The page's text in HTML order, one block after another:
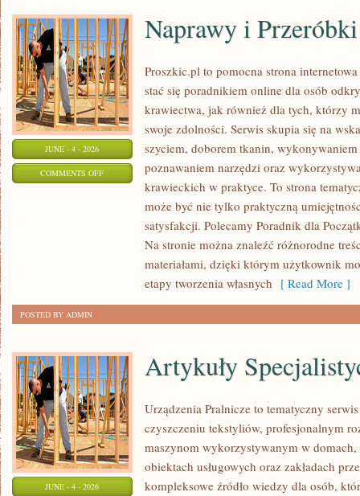
JUNE - 4 - 2026
COMMENTS OFFON
PRZERÓBKI
Naprawy i Przeróbki
Proszkic.pl to pomocna strona
stać się poradnikiem online dla osób
krawiectwa, jak również dla tych, którzy
swoje zdolności. Serwis skupia się na
szyciem, doborem tkanin,
poznawaniem narzędzi oraz
krawieckich w praktyce. To strona
może być nie tylko praktyczną
satysfakcji. Polecamy Poradnik dla
Na stronie można znaleźć różnorodne
materiałami, dzięki którym użytkownik
etapy tworzenia własnych [ Read More ]
POSTED BY ADMIN
JUNE - 4 - 2026
Artykuły
Urządzenia Pralnicze to tematyczny
czyszczeniu tekstyliów, profesjonalnym
maszynom wykorzystywanym w
obiektach usługowych oraz zakładach
kompleksowe źródło wiedzy dla osób,